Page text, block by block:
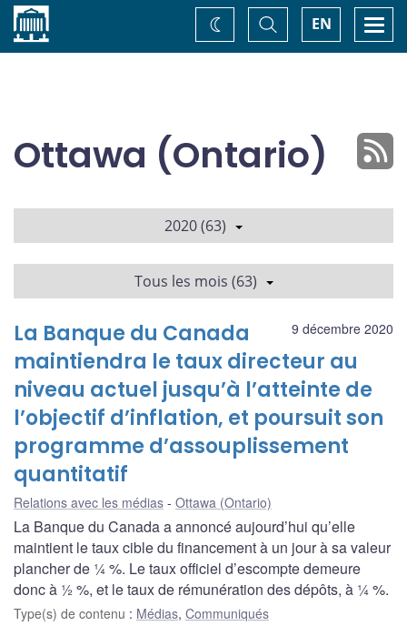
Accueil EN
Basculer
la
recherche
Changez
de
Ottawa (Ontario)
2020 (63)
Tous les mois (63)
9 décembre 2020
La Banque du Canada
maintiendra le taux directeur au
niveau actuel jusqu’à l’atteinte de
l’objectif d’inflation, et poursuit son
programme d’assouplissement
quantitatif
Relations avec les médias Ottawa (Ontario)
La Banque du Canada a annoncé aujourd’hui qu’elle
maintient le taux cible du financement à un jour à sa valeur
plancher de ¼ %. Le taux officiel d’escompte demeure
donc à ½ %, et le taux de rémunération des dépôts, à ¼ %.
Type(s) de contenu : Médias, Communiqués